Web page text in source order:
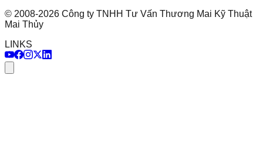
© 2008-2026 Công ty TNHH Tư Vấn Thương Mai Kỹ Thuật
Mai Thủy
LINKS